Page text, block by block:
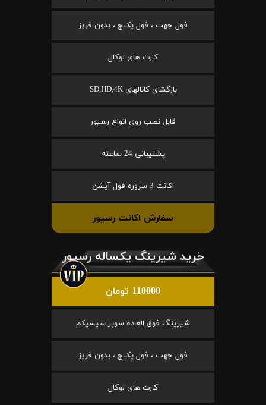
فول جهت ، فول پکیج ، بدون فریز
کارت های لوکال
بازگشای کانالهای SD,HD,4K
قابل نصب روی انواع رسیور
پشتیبانی 24 ساعته
اکانت 3 سروره فول آپشن
سفارش اکانت رسیور
خرید شیرینگ یکساله رسیور
110000 تومان
شیرینگ فوق العاده سوپر سیسیکم
فول جهت ، فول پکیج ، بدون فریز
کارت های لوکال